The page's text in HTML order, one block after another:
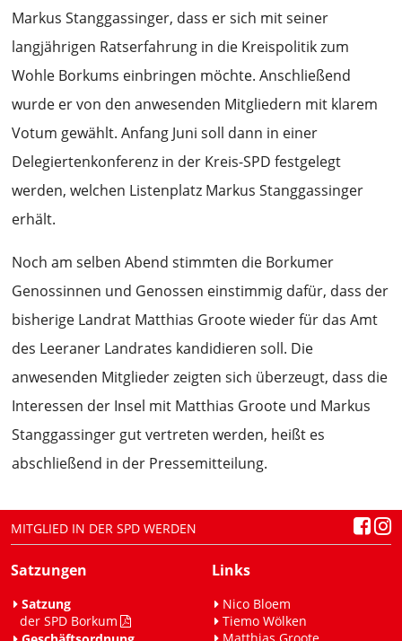
Markus Stanggassinger, dass er sich mit seiner
langjährigen Ratserfahrung in die Kreispolitik zum
Wohle Borkums einbringen möchte. Anschließend
wurde er von den anwesenden Mitgliedern mit klarem
Votum gewählt. Anfang Juni soll dann in einer
Delegiertenkonferenz in der Kreis-SPD festgelegt
werden, welchen Listenplatz Markus Stanggassinger
erhält.
Noch am selben Abend stimmten die Borkumer
Genossinnen und Genossen einstimmig dafür, dass der
bisherige Landrat Matthias Groote wieder für das Amt
des Leeraner Landrates kandidieren soll. Die
anwesenden Mitglieder zeigten sich überzeugt, dass die
Interessen der Insel mit Matthias Groote und Markus
Stanggassinger gut vertreten werden, heißt es
abschließend in der Pressemitteilung.
MITGLIED IN DER SPD WERDEN
Satzungen
Satzung
der SPD Borkum
Links
Nico Bloem
Tiemo Wölken